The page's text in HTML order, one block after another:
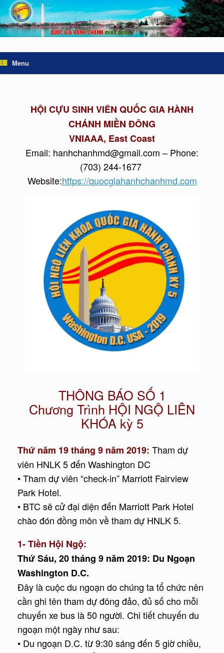
Menu
HỘI CỰU SINH VIÊN QUỐC GIA HÀNH
CHÁNH MIỀN ÐÔNG
VNIAAA, East Coast
Email: hanhchanhmd@gmail.com – Phone:
(703) 244-1677
Website:https://quocgiahanhchanhmd.com
THÔNG BÁO SỐ 1
Chương Trình HỘI NGỘ LIÊN
KHÓA kỳ 5
Thứ năm 19 tháng 9 năm 2019: Tham dự
viên HNLK 5 đến Washington DC
• Tham dự viên “check-in” Marriott Fairview
Park Hotel.
• BTC sẽ cử đại diện đến Marriott Park Hotel
chào đón đồng môn về tham dự HNLK 5.
1- Tiền Hội Ngộ:
Thứ Sáu, 20 tháng 9 năm 2019: Du Ngoạn
Washington D.C.
Đây là cuộc du ngoạn do chúng ta tổ chức nên
cần ghi tên tham dự đông đảo, đủ số cho mỗi
chuyến xe bus là 50 người. Chi tiết chuyến du
ngoạn một ngày như sau:
• Du ngoạn D.C. từ 9:30 sáng đến 5 giờ chiều,